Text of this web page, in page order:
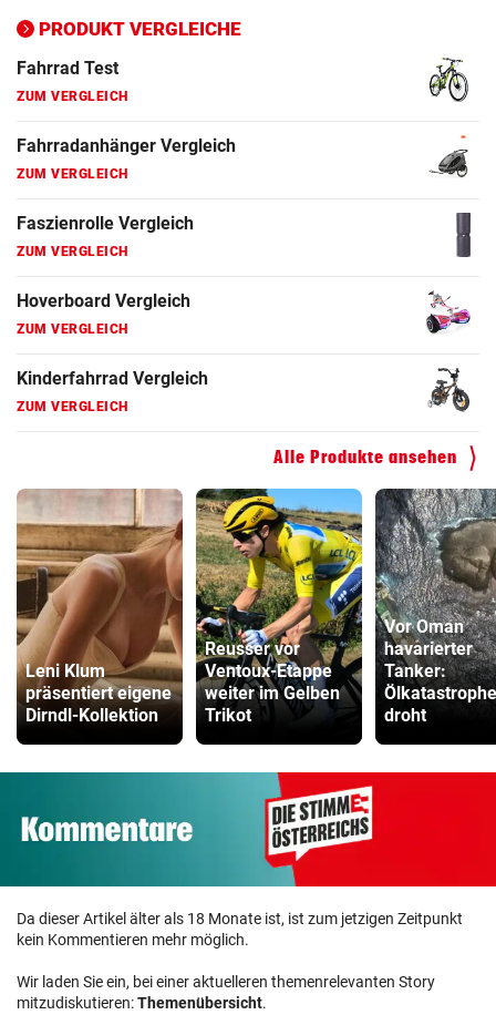
PRODUKT VERGLEICHE
ZUM VERGLEICH
Fahrrad Test
ZUM VERGLEICH
Fahrradanhänger Vergleich
ZUM VERGLEICH
Faszienrolle Vergleich
ZUM VERGLEICH
Hoverboard Vergleich
ZUM VERGLEICH
Kinderfahrrad Vergleich
ZUM VERGLEICH
Alle Produkte ansehen
Leni Klum
präsentiert eigene
Dirndl-Kollektion
Reusser vor
Ventoux-Etappe
weiter im Gelben
Trikot
Vor Oman
havarierter
Tanker:
Ölkatastrophe
droht
Da dieser Artikel älter als 18 Monate ist, ist zum jetzigen Zeitpunkt
kein Kommentieren mehr möglich.
Wir laden Sie ein, bei einer aktuelleren themenrelevanten Story
mitzudiskutieren:Themenübersicht.